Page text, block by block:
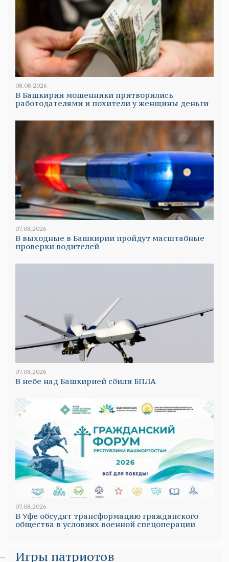
08.08.2026
В Башкирии мошенники притворились
работодателями и похители у женщины деньги
07.08.2026
В выходные в Башкирии пройдут масштабные
проверки водителей
07.08.2026
В небе над Башкирией сбили БПЛА
07.08.2026
В Уфе обсудят трансформацию гражданского
общества в условиях военной спецоперации
Игры патриотов